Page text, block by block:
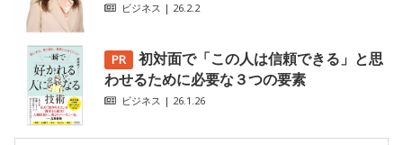
ビジネス | 26.2.2
初対面で「この人は信頼できる」と思
わせるために必要な３つの要素
ビジネス | 26.1.26